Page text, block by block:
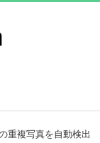
重複写真を自動検出